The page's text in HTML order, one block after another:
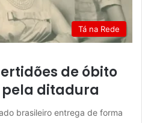
Tá na Rede
de óbito
pela ditadura
brasileiro entrega de forma